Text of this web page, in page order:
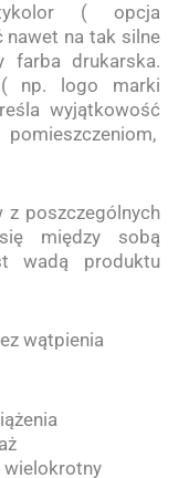
( opcja
na tak silne
farba drukarska.
( np. logo marki
wyjątkowość
z poszczególnych
między sobą
wadą produktu
wątpienia
wielokrotny